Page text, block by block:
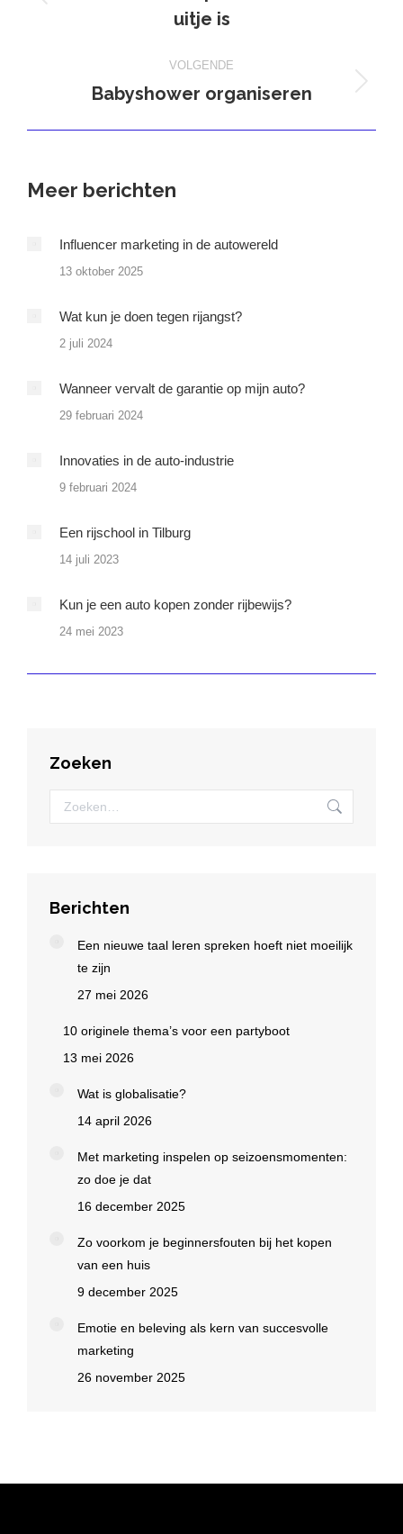
Vorig
bericht
uitje is
VOLGENDE
Volgend
Babyshower organiseren
Meer berichten
Influencer marketing in de autowereld
13 oktober 2025
Wat kun je doen tegen rijangst?
2 juli 2024
Wanneer vervalt de garantie op mijn auto?
29 februari 2024
Innovaties in de auto-industrie
9 februari 2024
Een rijschool in Tilburg
14 juli 2023
Kun je een auto kopen zonder rijbewijs?
24 mei 2023
Zoeken
Zoeken:
Berichten
Een nieuwe taal leren spreken hoeft niet moeilijk
te zijn
27 mei 2026
10 originele thema’s voor een partyboot
13 mei 2026
Wat is globalisatie?
14 april 2026
Met marketing inspelen op seizoensmomenten:
zo doe je dat
16 december 2025
Zo voorkom je beginnersfouten bij het kopen
van een huis
9 december 2025
Emotie en beleving als kern van succesvolle
marketing
26 november 2025